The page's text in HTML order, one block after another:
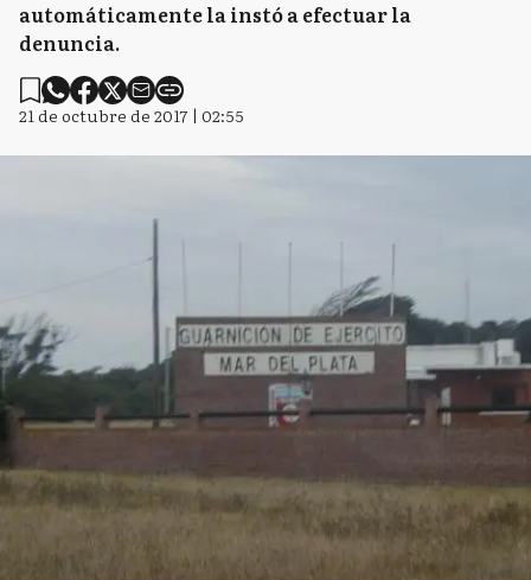
automáticamente la instó a efectuar la
denuncia.
21 de octubre de 2017 | 02:55